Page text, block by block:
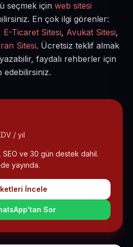
seçmek için web sitesi
En çok ilgi görenler:
E-Ticaret Sitesi, Avukat Sitesi,
Sitesi. Ücretsiz teklif almak
yazabilir, faydalı rehberler için
edebilirsiniz.
/ yıl
SEO ve 30 gün destek dahil.
yayında.
İncele
Sor